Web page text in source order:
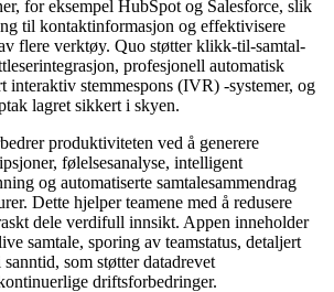
for eksempel HubSpot og Salesforce, slik
til kontaktinformasjon og effektivisere
flere verktøy. Quo støtter klikk-til-samtal-
profesjonell automatisk
interaktiv stemmespons (IVR) -systemer, og
lagret sikkert i skyen.
produktiviteten ved å generere
følelsesanalyse, intelligent
og automatiserte samtalesammendrag
Dette hjelper teamene med å redusere
dele verdifull innsikt. Appen inneholder
samtale, sporing av teamstatus, detaljert
som støtter datadrevet
driftsforbedringer.